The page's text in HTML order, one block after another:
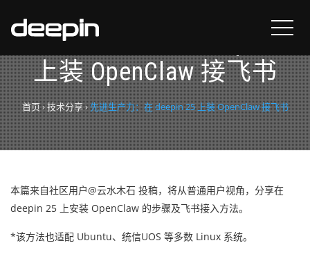
先进生产力：在 deepin 25
上装 OpenClaw 接飞书
首页›技术分享›先进生产力：在 deepin 25 上装 OpenClaw 接飞书
本篇来自社区用户@云水木石 投稿，将从普通用户视角，分享在
deepin 25 上安装 OpenClaw 的步骤及飞书接入方法。
*该方法也适配 Ubuntu、统信UOS 等多数 Linux 系统。